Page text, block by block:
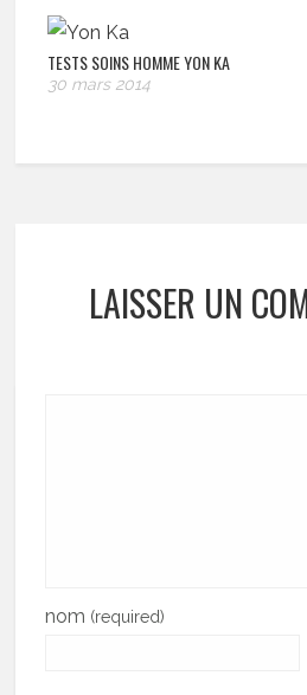
TESTS SOINS HOMME YON KA
30 mars 2014
LAISSER UN
nom (required)